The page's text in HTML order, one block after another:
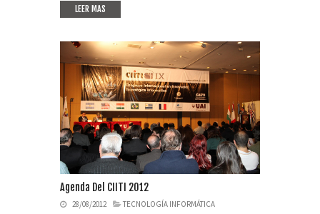
LEER MAS
Agenda Del CIITI 2012
28/08/2012 TECNOLOGÍA INFORMÁTICA